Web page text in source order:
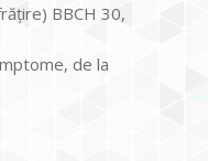
BBCH 30,
de la